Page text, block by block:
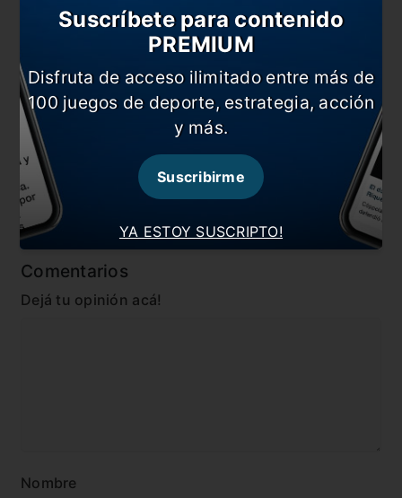
Dybala fue presentado en la Roma
Otro italiano que busca a Dybala
Dybala es prioridad para Mourinho
¿Dybala se queda?
En esta nota:
#Dybala #Internacional
#Noticia
Comentarios
Dejá tu opinión acá!
Nombre
YA ESTOY SUSCRIPTO!
Suscríbete para contenido
PREMIUM
Disfruta de acceso ilimitado entre más de
100 juegos de deporte, estrategia, acción
y más.
Suscribirme